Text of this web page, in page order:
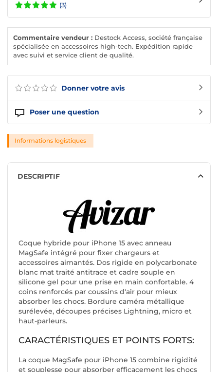
Donner votre avis
Poser une question
(3)
Commentaire vendeur : Destock Access, société française
spécialisée en accessoires high-tech. Expédition rapide
avec suivi et service client de qualité.
Informations logistiques
DESCRIPTIF
Coque hybride pour iPhone 15 avec anneau
MagSafe intégré pour fixer chargeurs et
accessoires aimantés. Dos rigide en polycarbonate
blanc mat traité antitrace et cadre souple en
silicone gel pour une prise en main confortable. 4
coins renforcés par coussins d'air pour mieux
absorber les chocs. Bordure caméra métallique
surélevée, découpes précises Lightning, micro et
haut-parleurs.
CARACTÉRISTIQUES ET POINTS FORTS:
La coque MagSafe pour iPhone 15 combine rigidité
et souplesse pour absorber efficacement les chocs